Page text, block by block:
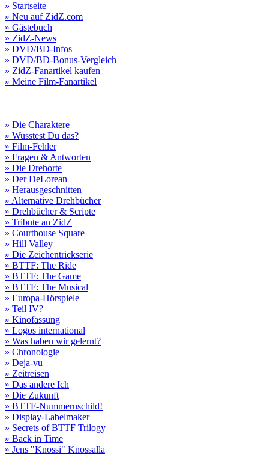
» Startseite
» Neu auf ZidZ.com
» Gästebuch
» ZidZ-News
» DVD/BD-Infos
» DVD/BD-Bonus-Vergleich
» ZidZ-Fanartikel kaufen
» Meine Film-Fanartikel
» Die Charaktere
» Wusstest Du das?
» Film-Fehler
» Fragen & Antworten
» Die Drehorte
» Der DeLorean
» Herausgeschnitten
» Alternative Drehbücher
» Drehbücher & Scripte
» Tribute an ZidZ
» Courthouse Square
» Hill Valley
» Die Zeichentrickserie
» BTTF: The Ride
» BTTF: The Game
» BTTF: The Musical
» Europa-Hörspiele
» Teil IV?
» Kinofassung
» Logos international
» Was haben wir gelernt?
» Chronologie
» Deja-vu
» Zeitreisen
» Das andere Ich
» Die Zukunft
» BTTF-Nummernschild!
» Display-Labelmaker
» Secrets of BTTF Trilogy
» Back in Time
» Jens "Knossi" Knossalla